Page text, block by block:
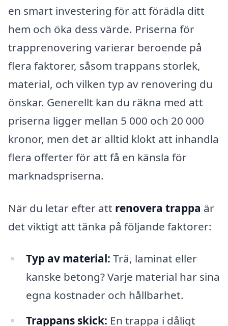
en smart investering för att förädla ditt
hem och öka dess värde. Priserna för
trapprenovering varierar beroende på
flera faktorer, såsom trappans storlek,
material, och vilken typ av renovering du
önskar. Generellt kan du räkna med att
priserna ligger mellan 5 000 och 20 000
kronor, men det är alltid klokt att inhandla
flera offerter för att få en känsla för
marknadspriserna.
När du letar efter att renovera trappa är
det viktigt att tänka på följande faktorer:
Typ av material: Trä, laminat eller
kanske betong? Varje material har sina
egna kostnader och hållbarhet.
Trappans skick: En trappa i dåligt